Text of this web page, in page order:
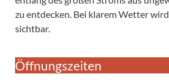
zu entdecken. Bei klarem Wetter
sichtbar.
Öffnungszeiten